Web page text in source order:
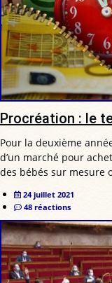
Procréation : le
Pour la deuxième
d’un marché pour
des bébés sur mesure
24 juillet 2021
48 réactions